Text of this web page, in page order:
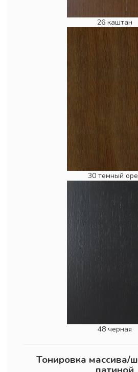
26 каштан
30 темный
48 черная
Тонировка массива/